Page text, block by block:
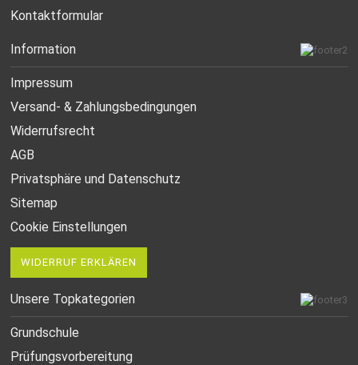
Kontaktformular
Information
Impressum
Versand- & Zahlungsbedingungen
Widerrufsrecht
AGB
Privatsphäre und Datenschutz
Sitemap
Cookie Einstellungen
WIDERRUF ERKLÄREN
Unsere Topkategorien
Grundschule
Prüfungsvorbereitung